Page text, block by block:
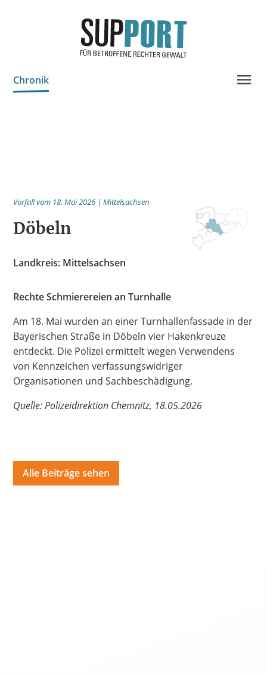
Chronik
Publikationen
Bildungsangebote
Deutsch العربية Český English
Français
Italiano
Kurdí فارسی Polski
Русский
Español ትግርኛ Türkçe Việt
Vorfall vom 18. Mai 2026 | Mittelsachsen
Döbeln
Landkreis: Mittelsachsen
Rechte Schmierereien an Turnhalle
Am 18. Mai wurden an einer Turnhallenfassade in der
Bayerischen Straße in Döbeln vier Hakenkreuze
entdeckt. Die Polizei ermittelt wegen Verwendens
von Kennzeichen verfassungswidriger
Organisationen und Sachbeschädigung.
Quelle: Polizeidirektion Chemnitz, 18.05.2026
Alle Beiträge sehen